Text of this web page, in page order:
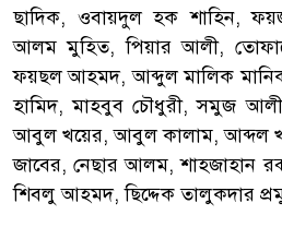
ছাদিক, ওবায়দুল হক শাহিন,
আলম মুহিত, পিয়ার আলী,
ফয়ছল আহমদ, আব্দুল মালিক
হামিদ, মাহবুব চৌধুরী, সমুজ
আবুল খয়ের, আবুল কালাম, আব্দল
জাবের, নেছার আলম, শাহজাহান
শিবলু আহমদ, ছিদ্দেক তালুকদার